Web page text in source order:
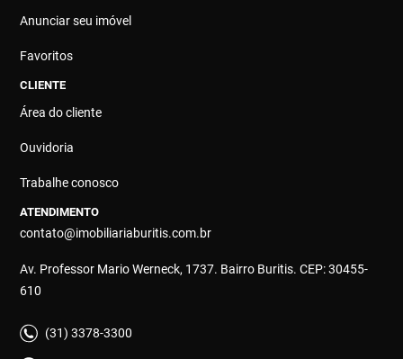
Anunciar seu imóvel
Favoritos
CLIENTE
Área do cliente
Ouvidoria
Trabalhe conosco
ATENDIMENTO
contato@imobiliariaburitis.com.br
Av. Professor Mario Werneck, 1737. Bairro Buritis. CEP: 30455-
610
(31) 3378-3300